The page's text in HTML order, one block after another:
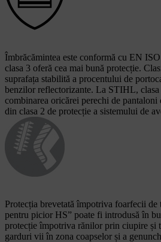
Îmbrăcămintea este conformă cu EN
clasa 3 oferă cea mai bună protecție.
suprafața stabilită a procentului de
benzilor reflectorizante. La STIHL, clasa
combinarea oricărei perechi de pantaloni
din clasa 2 de protecție a sistemului de
Protecția brevetată împotriva foarfecii
pentru picior HS” poate fi introdusă în
protecție împotriva rănilor prin ciupire și
garduri vii în zona coapselor și a